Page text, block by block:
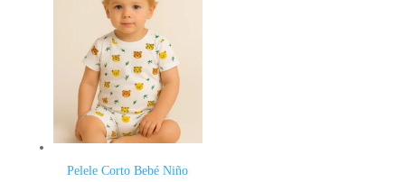
Pelele Corto Bebé Niño